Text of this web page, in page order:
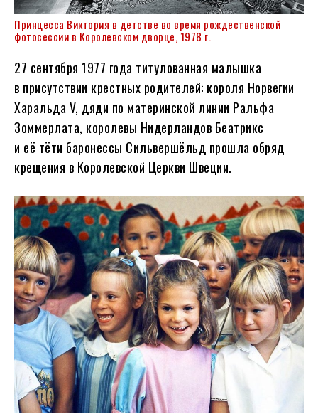
Принцесса Виктория в детстве во время рождественской
фотосессии в Королевском дворце, 1978 г.
27 сентября 1977 года титулованная малышка
в присутствии крестных родителей: короля Норвегии
Харальда V, дяди по материнской линии Ральфа
Зоммерлата, королевы Нидерландов Беатрикс
и её тёти баронессы Сильвершёльд прошла обряд
крещения в Королевской Церкви Швеции.